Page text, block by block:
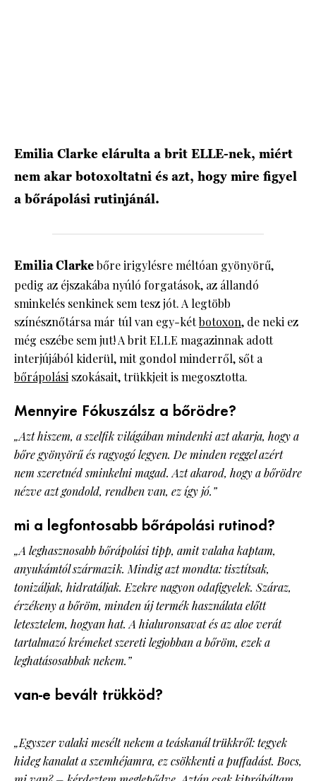
Emilia Clarke elárulta a brit ELLE-nek, miért
nem akar botoxoltatni és azt, hogy mire figyel
a bőrápolási rutinjánál.
Emilia Clarkebőre irigylésre méltóan gyönyörű,
pedig az éjszakába nyúló forgatások, az állandó
sminkelés senkinek sem tesz jót. A legtöbb
színésznőtársa már túl van egy-kétbotoxon, de neki ez
még eszébe sem jut! A brit ELLE magazinnak adott
interjújából kiderül, mit gondol minderről, sőt a
bőrápolási szokásait, trükkjeit is megosztotta.
Mennyire Fókuszálsz a bőrödre?
„Azt hiszem, a szelfik világában mindenki azt akarja, hogy a
bőre gyönyörű és ragyogó legyen. De minden reggel azért
nem szeretnéd sminkelni magad. Azt akarod, hogy a bőrödre
nézve azt gondold, rendben van, ez így jó.”
mi a legfontosabb bőrápolási rutinod?
„A leghasznosabb bőrápolási tipp, amit valaha kaptam,
anyukámtól származik. Mindig azt mondta: tisztítsak,
tonizáljak, hidratáljak. Ezekre nagyon odafigyelek. Száraz,
érzékeny a bőröm, minden új termék használata előtt
letesztelem, hogyan hat. A hialuronsavat és az aloe verát
tartalmazó krémeket szereti legjobban a bőröm, ezek a
leghatásosabbak nekem.”
van-e bevált trükköd?
„Egyszer valaki mesélt nekem a teáskanál trükkről: tegyek
hideg kanalat a szemhéjamra, ez csökkenti a puffadást. Bocs,